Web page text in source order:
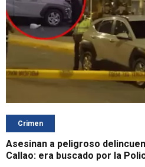
Crimen
Asesinan a peligroso
Callao: era buscado por la